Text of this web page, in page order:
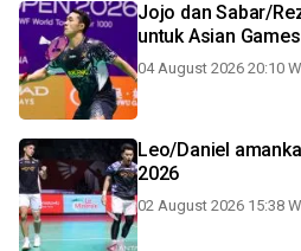
Jojo dan Sabar/
untuk Asian
04 August 2026 20:10
Leo/Daniel
2026
02 August 2026 15:38